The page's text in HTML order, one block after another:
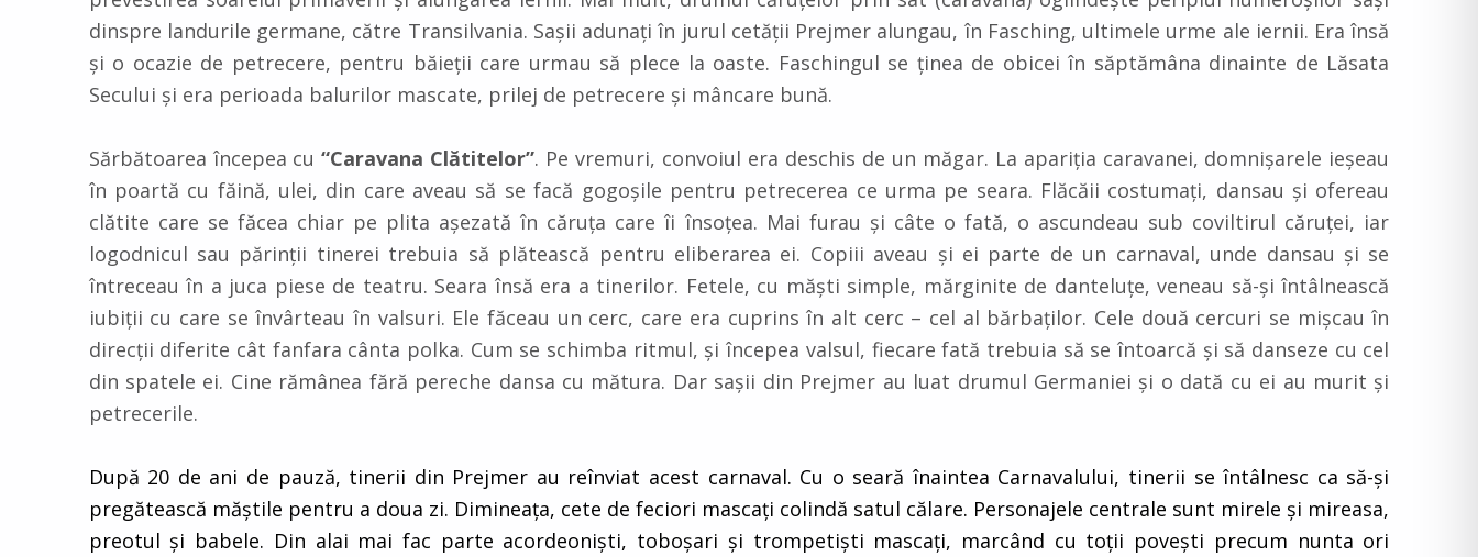
dinspre landurile germane, către Transilvania. Sașii adunați în jurul cetății Prejmer alungau, în Fasching, ultimele urme ale iernii. Era însă
și o ocazie de petrecere, pentru băieții care urmau să plece la oaste. Faschingul se ținea de obicei în săptămâna dinainte de Lăsata
Secului și era perioada balurilor mascate, prilej de petrecere și mâncare bună.
Sărbătoarea începea cu“Caravana Clătitelor”. Pe vremuri, convoiul era deschis de un măgar. La apariția caravanei, domnișarele ieșeau
în poartă cu făină, ulei, din care aveau să se facă gogoșile pentru petrecerea ce urma pe seara. Flăcăii costumați, dansau și ofereau
clătite care se făcea chiar pe plita așezată în căruța care îi însoțea. Mai furau și câte o fată, o ascundeau sub coviltirul căruței, iar
logodnicul sau părinţii tinerei trebuia să plătească pentru eliberarea ei. Copiii aveau și ei parte de un carnaval, unde dansau și se
întreceau în a juca piese de teatru. Seara însă era a tinerilor. Fetele, cu măști simple, mărginite de danteluțe, veneau să-și întâlnească
iubiții cu care se învârteau în valsuri. Ele făceau un cerc, care era cuprins în alt cerc – cel al bărbaților. Cele două cercuri se mișcau în
direcții diferite cât fanfara cânta polka. Cum se schimba ritmul, și începea valsul, fiecare fată trebuia să se întoarcă și să danseze cu cel
din spatele ei. Cine rămânea fără pereche dansa cu mătura. Dar sașii din Prejmer au luat drumul Germaniei și o dată cu ei au murit și
petrecerile.
După 20 de ani de pauză, tinerii din Prejmer au reînviat acest carnaval. Cu o seară înaintea Carnavalului, tinerii se întâlnesc ca să-şi
pregătească măştile pentru a doua zi. Dimineaţa, cete de feciori mascaţi colindă satul călare. Personajele centrale sunt mirele şi mireasa,
preotul şi babele. Din alai mai fac parte acordeonişti, toboşari şi trompetişti mascaţi, marcând cu toţii poveşti precum nunta ori